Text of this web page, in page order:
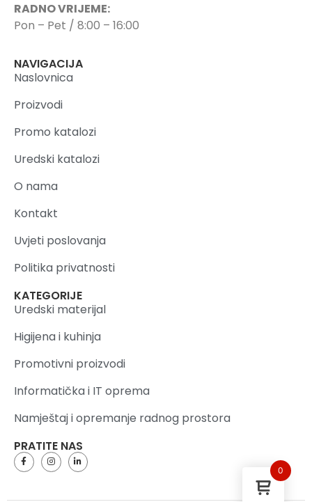
RADNO VRIJEME:
Pon – Pet / 8:00 – 16:00
NAVIGACIJA
Naslovnica
Proizvodi
Promo katalozi
Uredski katalozi
O nama
Kontakt
Uvjeti poslovanja
Politika privatnosti
KATEGORIJE
Uredski materijal
Higijena i kuhinja
Promotivni proizvodi
Informatička i IT oprema
Namještaj i opremanje radnog prostora
PRATITE NAS
0